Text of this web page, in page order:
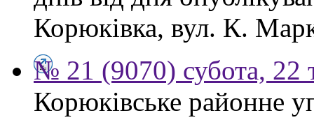
Корюківка, вул. К.
№ 21 (9070) субота, 22
Корюківське районне